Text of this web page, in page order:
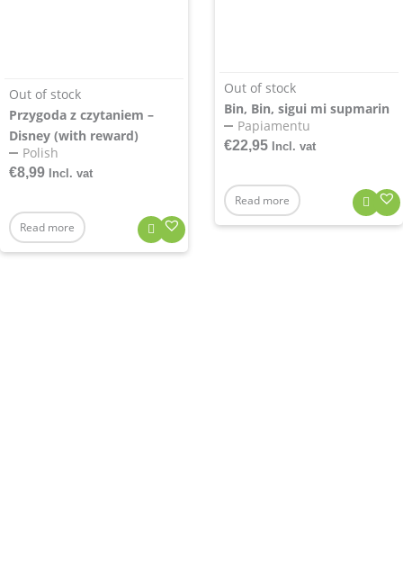
Out of stock
Przygoda z czytaniem –
Disney (with reward)
Polish
€8,99 Incl. vat
Read more
Out of stock
Bin, Bin, sigui mi supmarin
Papiamentu
€22,95 Incl. vat
Read more